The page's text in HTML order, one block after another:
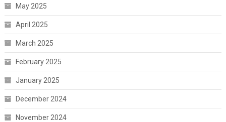
May 2025
April 2025
March 2025
February 2025
January 2025
December 2024
November 2024